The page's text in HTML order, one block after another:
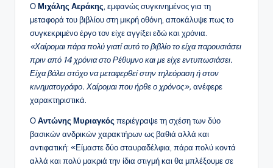
ΟΜιχάλης Αεράκης , εμφανώς συγκινημένος για τη
μεταφορά του βιβλίου στη μικρή οθόνη, αποκάλυψε πως το
συγκεκριμένο έργο τον είχε αγγίξει εδώ και χρόνια.
«Χαίρομαι πάρα πολύ γιατί αυτό το βιβλίο το είχα παρουσιάσει
πριν από 14 χρόνια στο Ρέθυμνο και με είχε εντυπωσιάσει.
Είχα βάλει στόχο να μεταφερθεί στην τηλεόραση ή στον
κινηματογράφο. Χαίρομαι που ήρθε ο χρόνος», ανέφερε
χαρακτηριστικά.
ΟΑντώνης Μυριαγκός περιέγραψε τη σχέση των δύο
βασικών ανδρικών χαρακτήρων ως βαθιά αλλά και
αντιφατική: «Είμαστε δύο σταυραδέλφια, πάρα πολύ κοντά
αλλά και πολύ μακριά την ίδια στιγμή και θα μπλέξουμε σε